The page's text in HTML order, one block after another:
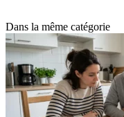
Dans la même catégorie